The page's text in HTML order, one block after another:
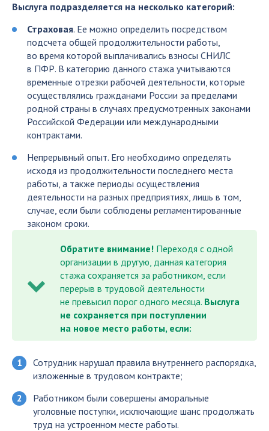
Выслуга подразделяется на несколько категорий:
Страховая. Ее можно определить посредством
подсчета общей продолжительности работы,
во время которой выплачивались взносы СНИЛС
в ПФР. В категорию данного стажа учитываются
временные отрезки рабочей деятельности, которые
осуществлялись гражданами России за пределами
родной страны в случаях предусмотренных законами
Российской Федерации или международными
контрактами.
Непрерывный опыт. Его необходимо определять
исходя из продолжительности последнего места
работы, а также периоды осуществления
деятельности на разных предприятиях, лишь в том,
случае, если были соблюдены регламентированные
законом сроки.
Обратите внимание! Переходя с одной
организации в другую, данная категория
стажа сохраняется за работником, если
перерыв в трудовой деятельности
не превысил порог одного месяца. Выслуга
не сохраняется при поступлении
на новое место работы, если:
Сотрудник нарушал правила внутреннего распорядка,
изложенные в трудовом контракте;
Работником были совершены аморальные
уголовные поступки, исключающие шанс продолжать
труд на устроенном месте работы.